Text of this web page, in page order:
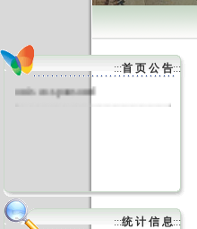
:::首 页 公 告:::
The “peace and love” arts exhibiti
on is co-sponsored
:::统 计 信 息:::